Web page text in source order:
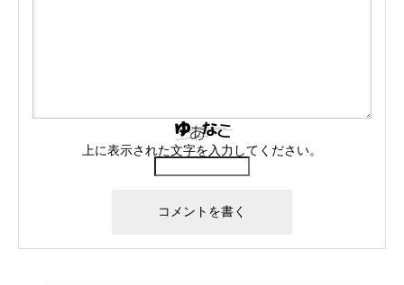
上に表示された文字を入力してください。